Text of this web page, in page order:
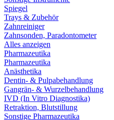
Spiegel
Trays & Zubehör
Zahnreiniger
Zahnsonden, Paradontometer
Alles anzeigen
Pharmazeutika
Pharmazeutika
Anästhetika
Dentin- & Pulpabehandlung
Gangrän- & Wurzelbehandlung
IVD (In Vitro Diagnostika)
Retraktion, Blutstillung
Sonstige Pharmazeutika